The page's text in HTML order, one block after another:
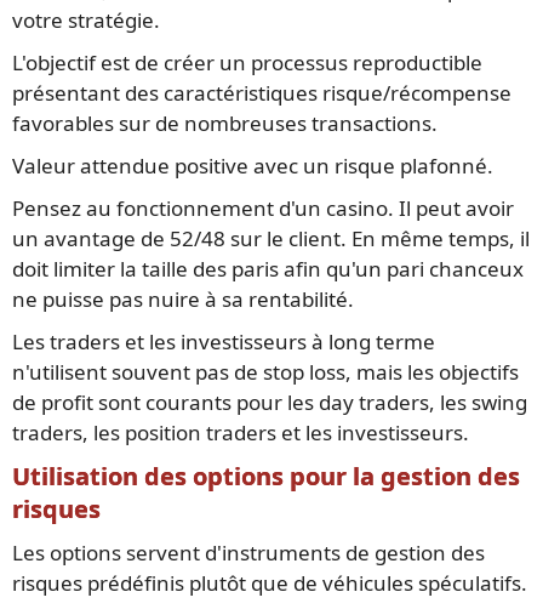
votre stratégie.
L'objectif est de créer un processus reproductible
présentant des caractéristiques risque/récompense
favorables sur de nombreuses transactions.
Valeur attendue positive avec un risque plafonné.
Pensez au fonctionnement d'un casino. Il peut avoir
un avantage de 52/48 sur le client. En même temps, il
doit limiter la taille des paris afin qu'un pari chanceux
ne puisse pas nuire à sa rentabilité.
Les traders et les investisseurs à long terme
n'utilisent souvent pas de stop loss, mais les objectifs
de profit sont courants pour les day traders, les swing
traders, les position traders et les investisseurs.
Utilisation des options pour la gestion des
risques
Les options servent d'instruments de gestion des
risques prédéfinis plutôt que de véhicules spéculatifs.